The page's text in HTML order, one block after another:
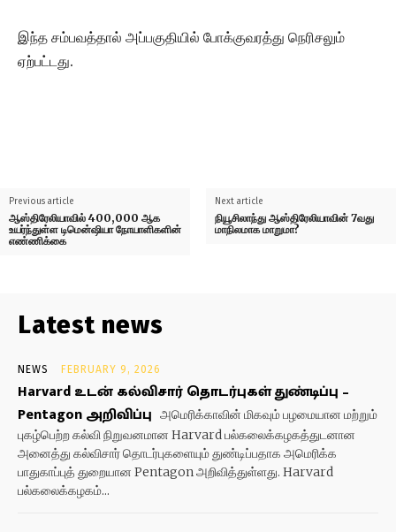
இந்த சம்பவத்தால் அப்பகுதியில் போக்குவரத்து நெரிசலும்
ஏற்பட்டது.
Previous article
ஆஸ்திரேலியாவில் 400,000 ஆக
உயர்ந்துள்ள டிமென்ஷியா நோயாளிகளின்
எண்ணிக்கை
Next article
நியூசிலாந்து ஆஸ்திரேலியாவின் 7வது
மாநிலமாக மாறுமா?
Latest news
NEWS FEBRUARY 9, 2026
Harvard உடன் கல்விசார் தொடர்புகள் துண்டிப்பு –
Pentagon அறிவிப்பு அமெரிக்காவின் மிகவும் பழமையான மற்றும்
புகழ்பெற்ற கல்வி நிறுவனமான Harvard பல்கலைக்கழகத்துடனான
அனைத்து கல்விசார் தொடர்புகளையும் துண்டிப்பதாக அமெரிக்க
பாதுகாப்புத் துறையான Pentagon அறிவித்துள்ளது. Harvard
பல்கலைக்கழகம்...